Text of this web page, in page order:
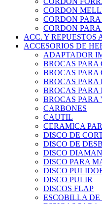
CORDON
CORDON
CORDON
ACC. Y REPUESTOS
ACCESORIOS DE
ADAPTADOR
BROCAS PARA
BROCAS PARA
BROCAS PARA
BROCAS PARA
BROCAS PARA
CARBONES
CAUTIL
CERAMICA
DISCO DE
DISCO DE
DISCO
DISCO PARA
DISCO
DISCO PULIR
DISCOS FLAP
ESCOBILLA DE